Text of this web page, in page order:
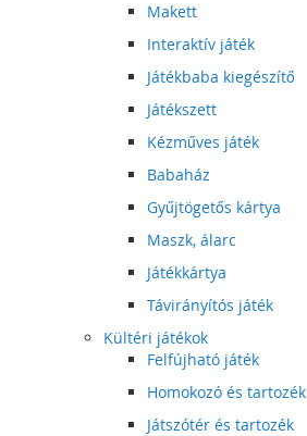
Makett
Interaktív játék
Játékbaba kiegészítő
Játékszett
Kézműves játék
Babaház
Gyűjtögetős kártya
Maszk, álarc
Játékkártya
Távirányítós játék
Kültéri játékok
Felfújható játék
Homokozó és tartozék
Játszótér és tartozék